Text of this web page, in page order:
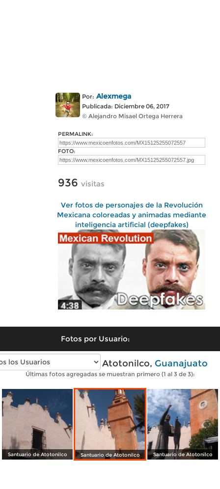
Por: Alexmega
Publicada: Diciembre 06, 2017
© Alejandro Misael Ortega Herrera
PERMALINK:
FOTO:
936 visitas
Ver fotos de personajes de la Revolución
Mexicana coloreadas y animadas mediante
inteligencia artificial (deepfakes)
Fotos por Usuario:
Fotos modernas de Atotonilco, Guanajuato
Últimas fotos agregadas se muestran primero (1 al 3 de 3):
Santuario de Atotonilco Santuario de Atotonilco Santuario de Atotonilco